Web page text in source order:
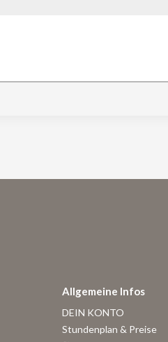
Allgemeine Infos
DEIN KONTO
Stundenplan & Preise